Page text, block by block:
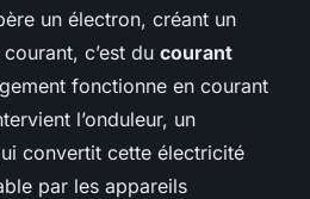
un électron, créant un
c’est du courant
fonctionne en courant
l’onduleur, un
convertit cette électricité
par les appareils